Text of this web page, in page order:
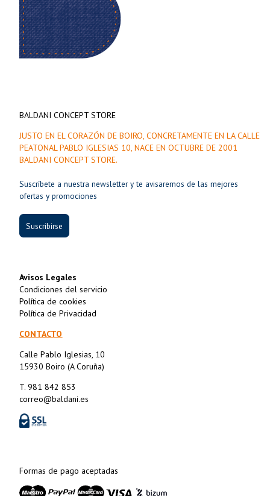
BALDANI CONCEPT STORE
JUSTO EN EL CORAZÓN DE BOIRO, CONCRETAMENTE EN LA CALLE
PEATONAL PABLO IGLESIAS 10, NACE EN OCTUBRE DE 2001
BALDANI CONCEPT STORE.
Suscríbete a nuestra newsletter y te avisaremos de las mejores
ofertas y promociones
Suscribirse
Avisos Legales
Condiciones del servicio
Política de cookies
Política de Privacidad
CONTACTO
Calle Pablo Iglesias, 10
15930 Boiro (A Coruña)
T. 981 842 853
correo@baldani.es
Formas de pago aceptadas